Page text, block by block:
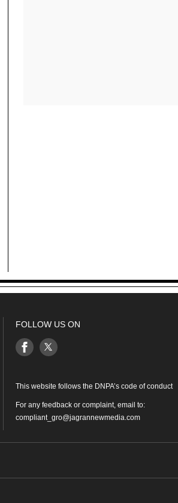
FOLLOW US ON
This website follows the DNPA’s code of conduct
For any feedback or complaint, email to:
compliant_gro@jagrannewmedia.com